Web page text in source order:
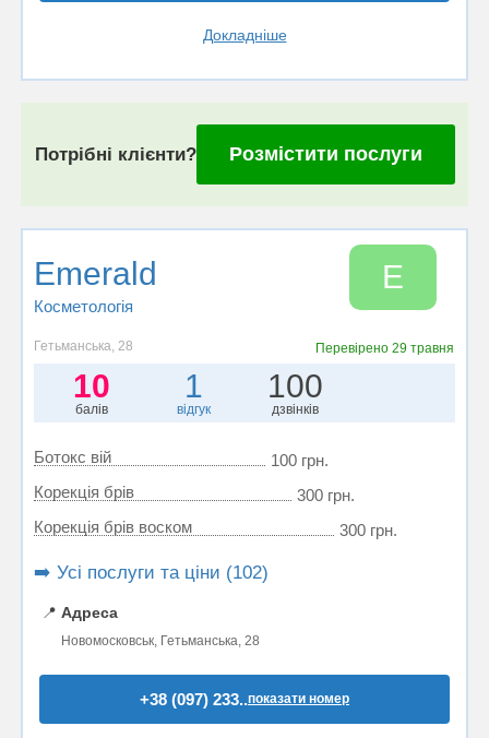
Докладніше
Потрібні клієнти? Розмістити послуги
Emerald
Косметологія
E
Гетьманська, 28 Перевірено29 травня
10
балів
1
відгук
100
дзвінків
Ботокс вій
100 грн.
Корекція брів
300 грн.
Корекція брів воском
300 грн.
➡️ Усі послуги та ціни (102)
📍 Адреса
Новомосковськ, Гетьманська, 28
+38 (097) 233..показати номер